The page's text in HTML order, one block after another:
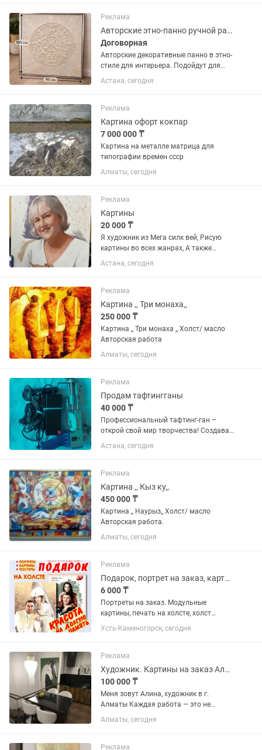
беркутом и шаныраком - Нежная...
Реклама
Авторские этно-панно ручной работы
Договорная
Авторские декоративные панно в этно-
стиле для интерьера. Подойдут для
оформления ресторанов, кафе, студий,
магазинов, торговых пространств и
наличии — 110×100 см....
Астана, сегодня
Реклама
Картина офорт кокпар
7 000 000 ₸
Картина на металле матрица для
типографии времен ссср
Алматы, сегодня
Реклама
Картины
20 000 ₸
Я художник из Мега силк вей, Рисую
картины во всех жанрах, А также
выезжаю на любые мероприятия, дни
рождения, свадьбы и т,д. Нарисую всех
пишите на в а т с а п
Астана, сегодня
Реклама
Картина ,, Три монаха,,
250 000 ₸
Картина ,, Три монаха ,, Холст/ масло
Авторская работа
Алматы, сегодня
Реклама
Продам тафтингганы
40 000 ₸
Профессиональный тафтинг-ган –
открой свой мир творчества! Создавай
уникальные ковры, картины и панно
своими руками! Этот тафтинг-ган —
новичков, так и для мастеров,...
Астана, сегодня
Реклама
Картина ,, Кыз ку,,
450 000 ₸
Картина ,, Наурыз,, Холст/ масло
Авторская работа.
Алматы, сегодня
Реклама
Подарок, портрет на заказ, картины
6 000 ₸
Портреты на заказ. Модульные
картины, печать на холсте, холст
масло, рисунок, цифровая живопись с
эффектом техники масляной живописи
разнообразной технике исполнения...
Усть-Каменогорск, сегодня
Реклама
Художник. Картины на заказ Алматы. Ручная работа
100 000 ₸
Меня зовут Алина, художник в г.
Алматы Каждая работа — это не
просто изображение. Это отклик на
вашу историю, ваш характер, ваше
по всему Казахстану: в...
Алматы, сегодня
Реклама